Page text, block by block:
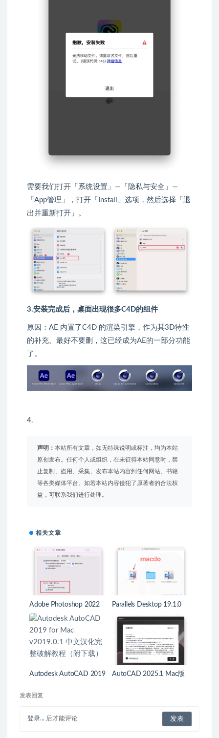
需要我们打开「系统设置」—「隐私与安全」—
「App管理」，打开「Install」选项，然后选择「退
出并重新打开」。
3.安装完成后，桌面出现很多C4D的组件
原因：AE 内置了C4D 的渲染引擎，作为其3D特性
的补充。最好不要删，这已经成为AE的一部分功能
了。
4.
声明： 本站所有文章，如无特殊说明或标注，均为本站
原创发布。任何个人或组织，在未征得本站同意时，禁
止复制、盗用、采集、发布本站内容到任何网站、书籍
等各类媒体平台。如若本站内容侵犯了原著者的合法权
益，可联系我们进行处理。
相关文章
Adobe Photoshop 2022
for Mac v23.5 破解激活完
整教程
Parallels Desktop 19.1.0
Autodesk AutoCAD 2019
化完整破解教程（附下
载）
AutoCAD 2025.1 Mac版
发表回复
登录... 后才能评论